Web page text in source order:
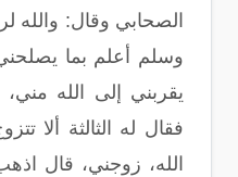
الصحابي وقال: والله
وسلم أعلم بما
يقربني إلى الله مني،
فقال له الثالثة ألا
الله، زوجني، قال